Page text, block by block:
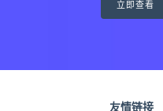
立即查看
友情链接